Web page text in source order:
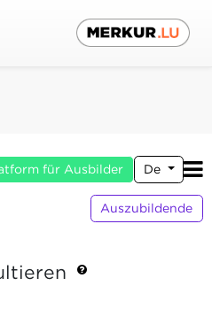
für Ausbilder De
Auszubildende